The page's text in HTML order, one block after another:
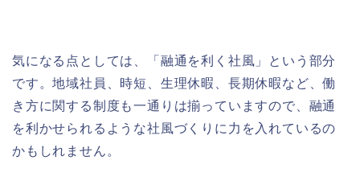
気になる点としては、「融通を利く社風」という部分
です。地域社員、時短、生理休暇、長期休暇など、働
き方に関する制度も一通りは揃っていますので、融通
を利かせられるような社風づくりに力を入れているの
かもしれません。